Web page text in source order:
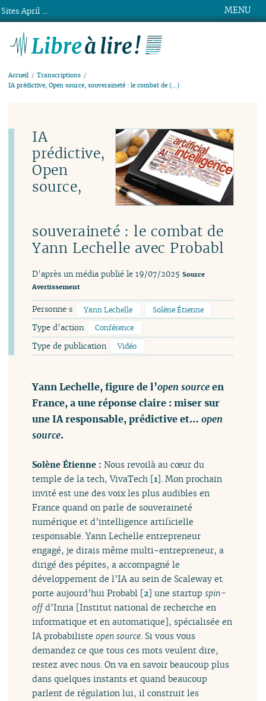
MENU
Accueil
Transcriptions
IA prédictive, Open source, souveraineté : le combat de (…)
IA
prédictive,
Open
source,
souveraineté : le combat de
Yann Lechelle avec Probabl
D’après un média publié le 19/07/2025 Source
Avertissement
Personne·s Yann Lechelle Solène Étienne
Type d’action Conférence
Type de publication Vidéo
Yann Lechelle, figure de l’open sourceen
France, a une réponse claire : miser sur
une IA responsable, prédictive et…open
source.
Solène Étienne :Nous revoilà au cœur du
temple de la tech, VivaTech [1]. Mon prochain
invité est une des voix les plus audibles en
France quand on parle de souveraineté
numérique et d’intelligence artificielle
responsable. Yann Lechelle entrepreneur
engagé, je dirais même multi-entrepreneur, a
dirigé des pépites, a accompagné le
développement de l’IA au sein de Scaleway et
porte aujourd’hui Probabl [2] une startupspin-
offd’Inria [Institut national de recherche en
informatique et en automatique], spécialisée en
IA probabilisteopen source. Si vous vous
demandez ce que tous ces mots veulent dire,
restez avec nous. On va en savoir beaucoup plus
dans quelques instants et quand beaucoup
parlent de régulation lui, il construit les
Sites April ...